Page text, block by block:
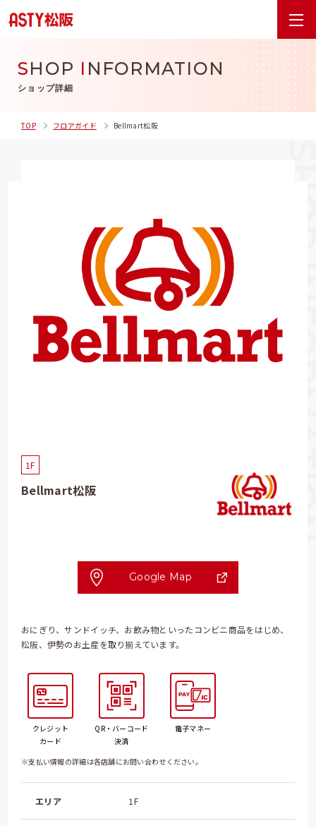
SHOP I NFORMATION
ショップ詳細
TOP フロアガイド Bellmart松阪
1F
Bellmart松阪
Google Map
おにぎり、サンドイッチ、お飲み物といったコンビニ商品をはじめ、
松阪、伊勢のお土産を取り揃えています。
クレジット
カード
QR・バーコード
決済
電子マネー
※支払い情報の詳細は各店舗にお問い合わせください。
エリア 1F